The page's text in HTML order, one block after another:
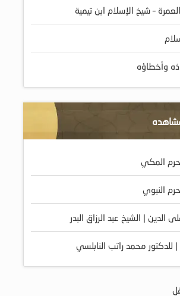
– شيخ الإسلام ابن تيمية
وأخطاؤه
المكي
النبوي
الدين | الشيخ عبد الرزاق البدر
للدكتور محمد راتب النابلسي